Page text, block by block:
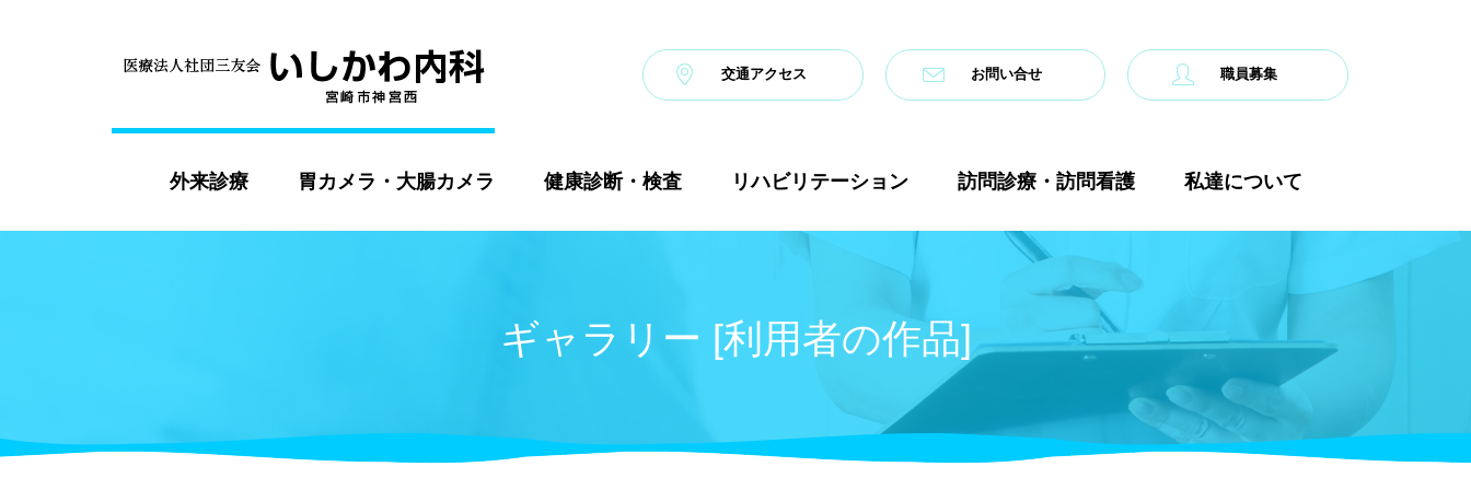
交通アクセス お問い合せ 職員募集
外来診療 胃カメラ・大腸カメラ 健康診断・検査 リハビリテーション 訪問診療・訪問看護 私達について
ギャラリー [利用者の作品]